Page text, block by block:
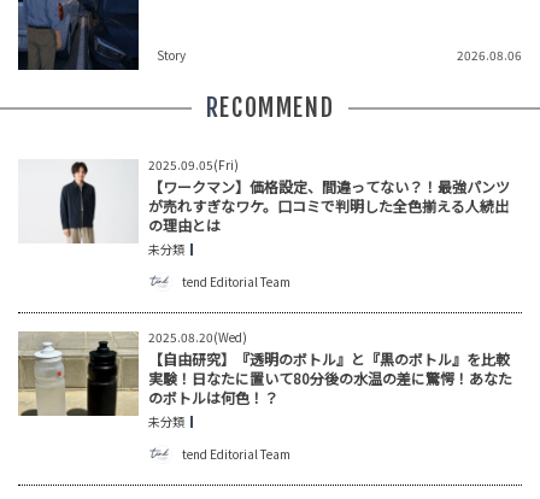
Story 2026.08.06
RECOMMEND
2025.09.05(Fri)
【ワークマン】価格設定、間違ってない？！最強パンツ
が売れすぎなワケ。口コミで判明した全色揃える人続出
の理由とは
未分類
tend Editorial Team
2025.08.20(Wed)
【自由研究】『透明のボトル』と『黒のボトル』を比較
実験！日なたに置いて80分後の水温の差に驚愕！あなた
のボトルは何色！？
未分類
tend Editorial Team